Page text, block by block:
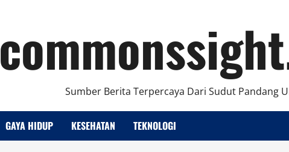
Sumber Berita Terpercaya Dari Sudut Pandang
GAYA HIDUP KESEHATAN TEKNOLOGI